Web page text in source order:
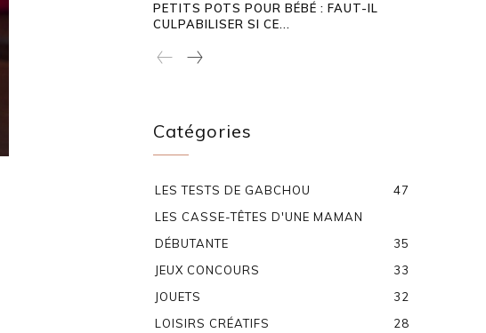
PETITS POTS POUR BÉBÉ : FAUT-IL
CULPABILISER SI CE...
Catégories
LES TESTS DE GABCHOU
47
LES CASSE-TÊTES D'UNE MAMAN
DÉBUTANTE
35
JEUX CONCOURS
33
JOUETS
32
LOISIRS CRÉATIFS
28